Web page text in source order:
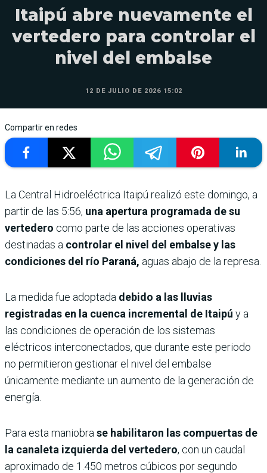
Itaipú abre nuevamente el
vertedero para controlar el
nivel del embalse
12 DE JULIO DE 2026 15:02
Compartir en redes
La Central Hidroeléctrica Itaipú realizó este domingo, a
partir de las 5:56, una apertura programada de su
vertedero como parte de las acciones operativas
destinadas a controlar el nivel del embalse y las
condiciones del río Paraná, aguas abajo de la represa.
La medida fue adoptada debido a las lluvias
registradas en la cuenca incremental de Itaipú y a
las condiciones de operación de los sistemas
eléctricos interconectados, que durante este periodo
no permitieron gestionar el nivel del embalse
únicamente mediante un aumento de la generación de
energía.
Para esta maniobra se habilitaron las compuertas de
la canaleta izquierda del vertedero, con un caudal
aproximado de 1.450 metros cúbicos por segundo